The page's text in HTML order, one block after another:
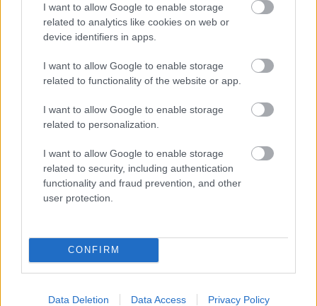
I want to allow Google to enable storage
related to analytics like cookies on web or
device identifiers in apps.
I want to allow Google to enable storage
related to functionality of the website or app.
I want to allow Google to enable storage
related to personalization.
I want to allow Google to enable storage
related to security, including authentication
functionality and fraud prevention, and other
user protection.
CONFIRM
Data Deletion Data Access Privacy Policy
A decemberi debütálás után a pakk_art
lépésről-lépésre szeretne a hazai
képzőművészeti életbe beépülni.
Tevékenységüket december 23. után online
folytatják, de a személyes találkozásra is
tematikus estek, rendezvények vagy más
időszakos vásárok keretében.
További információk a kezdeményezésről a
pakk_arthonlapjánésFacebook-oldalán
Programajánló Pénz